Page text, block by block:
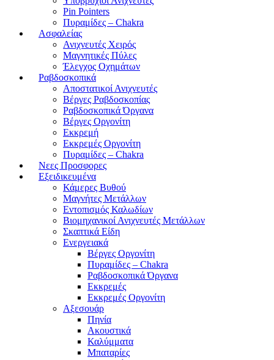
Pin Pointers
Πυραμίδες – Chakra
Ασφαλείας
Ανιχνευτές Χειρός
Μαγνητικές Πύλες
Έλεγχος Οχημάτων
Ραβδοσκοπικά
Αποστατικοί Ανιχνευτές
Βέργες Ραβδοσκοπίας
Ραβδοσκοπικά Όργανα
Βέργες Οργονίτη
Εκκρεμή
Εκκρεμές Οργονίτη
Πυραμίδες – Chakra
Νεες Προσφορες
Εξειδικευμένα
Κάμερες Βυθού
Μαγνήτες Μετάλλων
Εντοπισμός Καλωδίων
Βιομηχανικοί Ανιχνευτές Μετάλλων
Σκαπτικά Είδη
Ενεργειακά
Βέργες Οργονίτη
Πυραμίδες – Chakra
Ραβδοσκοπικά Όργανα
Εκκρεμές
Εκκρεμές Οργονίτη
Αξεσουάρ
Πηνία
Ακουστικά
Καλύμματα
Μπαταρίες